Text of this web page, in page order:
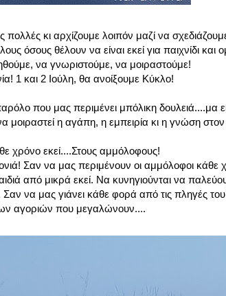
κι αρχίζουμε λοιπόν μαζί να
όσους θέλουν να είναι εκεί για παιχνίδι και
να γνωριστούμε, να μοιραστούμε!
1 και 2 Ιούλη, θα ανοίξουμε Κύκλο!
που μας περιμένει μπόλικη δουλειά....μα
μοιραστεί η αγάπη, η εμπειρία κι η γνώση
χρόνο εκεί....Στους αμμόλοφους!
Σαν να μας περιμένουν οι αμμόλοφοι κάθε
από μικρά εκεί. Να κυνηγιούνται να
να μας γιάνει κάθε φορά από τις πληγές
αγοριών που μεγαλώνουν....